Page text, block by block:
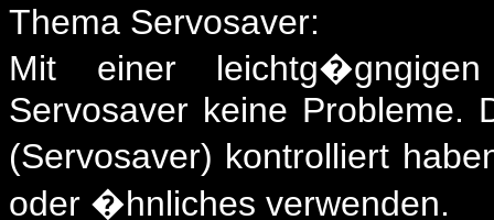
Thema Servosaver:
Mit einer
Servosaver keine Probleme.
(Servosaver) kontrolliert
oder �hnliches verwenden.